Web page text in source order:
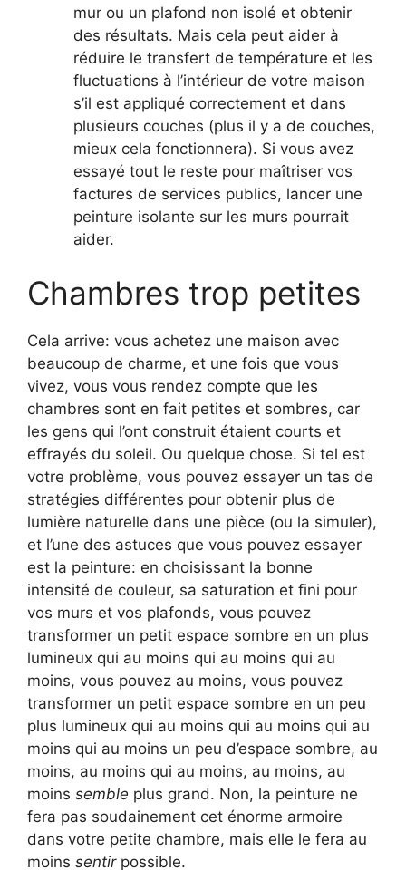
mur ou un plafond non isolé et obtenir
des résultats. Mais cela peut aider à
réduire le transfert de température et les
fluctuations à l’intérieur de votre maison
s’il est appliqué correctement et dans
plusieurs couches (plus il y a de couches,
mieux cela fonctionnera). Si vous avez
essayé tout le reste pour maîtriser vos
factures de services publics, lancer une
peinture isolante sur les murs pourrait
aider.
Chambres trop petites
Cela arrive: vous achetez une maison avec
beaucoup de charme, et une fois que vous
vivez, vous vous rendez compte que les
chambres sont en fait petites et sombres, car
les gens qui l’ont construit étaient courts et
effrayés du soleil. Ou quelque chose. Si tel est
votre problème, vous pouvez essayer un tas de
stratégies différentes pour obtenir plus de
lumière naturelle dans une pièce (ou la simuler),
et l’une des astuces que vous pouvez essayer
est la peinture: en choisissant la bonne
intensité de couleur, sa saturation et fini pour
vos murs et vos plafonds, vous pouvez
transformer un petit espace sombre en un plus
lumineux qui au moins qui au moins qui au
moins, vous pouvez au moins, vous pouvez
transformer un petit espace sombre en un peu
plus lumineux qui au moins qui au moins qui au
moins qui au moins un peu d’espace sombre, au
moins, au moins qui au moins, au moins, au
moins semble plus grand. Non, la peinture ne
fera pas soudainement cet énorme armoire
dans votre petite chambre, mais elle le fera au
moins sentirpossible.